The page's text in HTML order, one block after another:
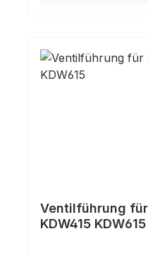
Ventilführung für
KDW415 KDW615